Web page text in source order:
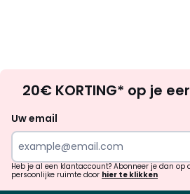
20€ KORTING* op je
Uw email
Heb je al een klantaccount? Abonneer je dan
persoonlijke ruimte door hier te klikken